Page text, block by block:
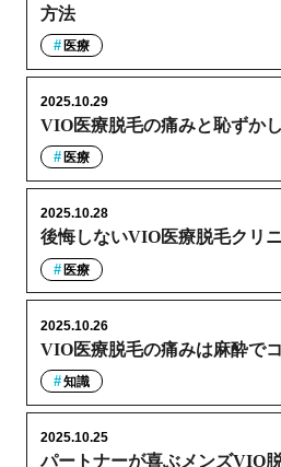
方法
医療
VIO医療脱毛の痛みと恥ずか
2025.10.29
医療
後悔しないVIO医療脱毛クリ
2025.10.28
医療
VIO医療脱毛の痛みは麻酔で
2025.10.26
知識
パートナーが喜ぶメンズVIO
2025.10.25